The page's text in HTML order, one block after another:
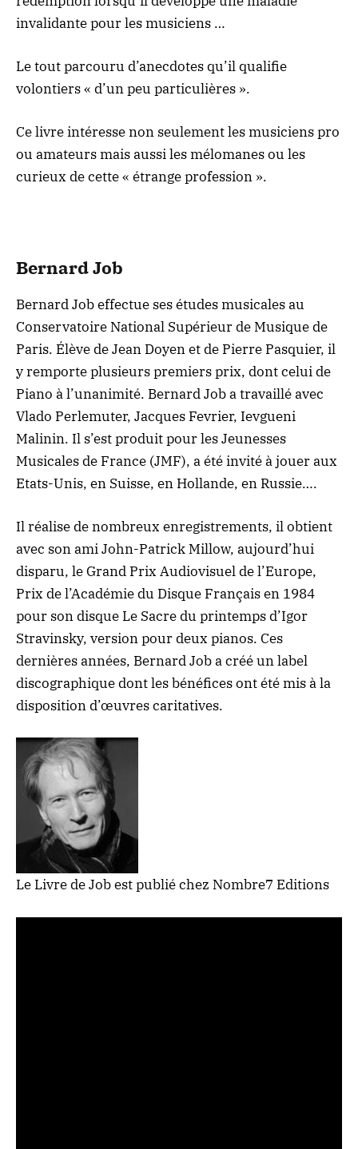
invalidante pour les musiciens …
Le tout parcouru d’anecdotes qu’il qualifie
volontiers « d’un peu particulières ».
Ce livre intéresse non seulement les musiciens pro
ou amateurs mais aussi les mélomanes ou les
curieux de cette « étrange profession ».
Bernard Job
Bernard Job effectue ses études musicales au
Conservatoire National Supérieur de Musique de
Paris. Élève de Jean Doyen et de Pierre Pasquier, il
y remporte plusieurs premiers prix, dont celui de
Piano à l’unanimité. Bernard Job a travaillé avec
Vlado Perlemuter, Jacques Fevrier, Ievgueni
Malinin. Il s’est produit pour les Jeunesses
Musicales de France (JMF), a été invité à jouer aux
Etats-Unis, en Suisse, en Hollande, en Russie….
Il réalise de nombreux enregistrements, il obtient
avec son ami John-Patrick Millow, aujourd’hui
disparu, le Grand Prix Audiovisuel de l’Europe,
Prix de l’Académie du Disque Français en 1984
pour son disque Le Sacre du printempsd’Igor
Stravinsky, version pour deux pianos. Ces
dernières années, Bernard Job a créé un label
discographique dont les bénéfices ont été mis à la
disposition d’œuvres caritatives.
Le Livre de Jobest publié chez Nombre7 Editions